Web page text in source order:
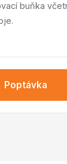
buňka
Poptávka